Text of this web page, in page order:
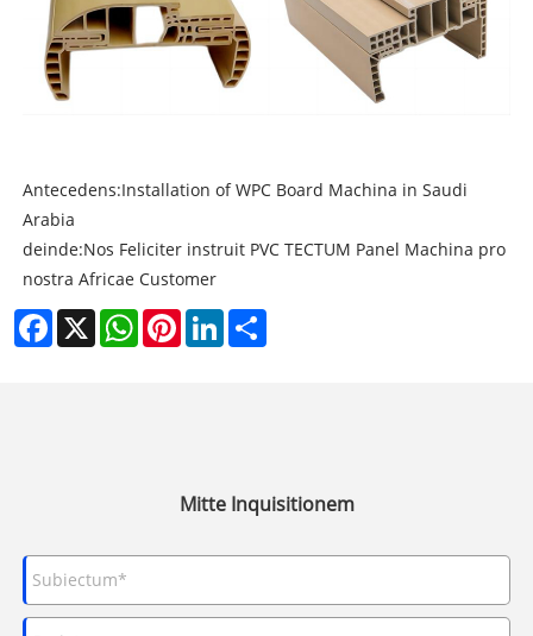
Antecedens:Installation of WPC Board Machina in Saudi
Arabia
deinde:Nos Feliciter instruit PVC TECTUM Panel Machina pro
nostra Africae Customer
Facebook
X WhatsAppPinterestLinkedIn
Mitte Inquisitionem